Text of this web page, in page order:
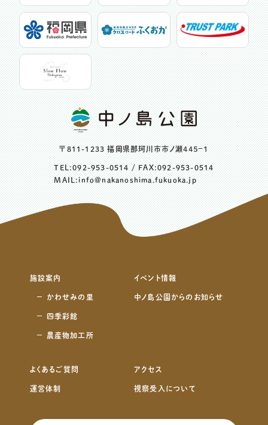
〒811-1233 福岡県那珂川市市ノ瀬４４５−１
TEL:092-953-0514/ FAX:092-953-0514
MAIL:info@nakanoshima.fukuoka.jp
施設案内
かわせみの里
四季彩館
農産物加工所
イベント情報
中ノ島公園からのお知らせ
よくあるご質問 アクセス
運営体制 視察受入について